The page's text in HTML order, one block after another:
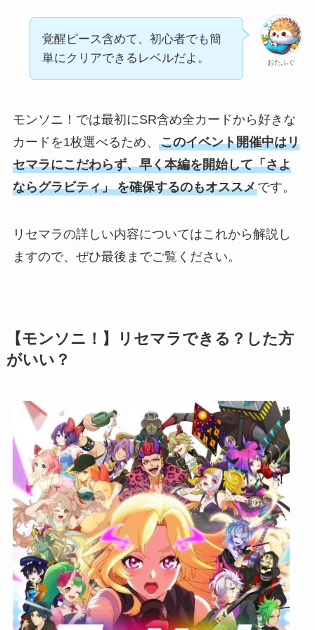
おたふぐ
覚醒ピース含めて、初心者でも簡
単にクリアできるレベルだよ。
モンソニ！では最初にSR含め全カードから好きな
カードを1枚選べるため、 このイベント開催中はリ
セマラにこだわらず、早く本編を開始して「さよ
ならグラビティ」 を確保するのもオススメです。
リセマラの詳しい内容についてはこれから解説し
ますので、ぜひ最後までご覧ください。
【モンソニ！】リセマラできる？した方
がいい？